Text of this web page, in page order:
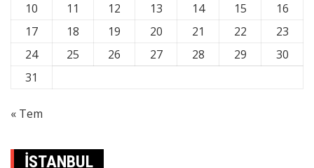
10
11 12 13 14 15
16
17
18 19 20 21 22
23
24
25 26 27 28 29
30
31
« Tem
İSTANBUL